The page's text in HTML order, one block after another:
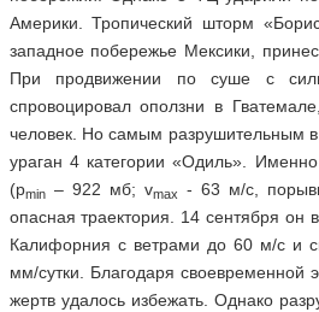
Америки. Тропический шторм
западное побережье Мексики,
При продвижении по суше с
спровоцировал оползни в
человек. Но самым разрушительным в
ураган 4 категории «Одиль».
(рmin– 922 мб; vmax
- 63 м/c,
опасная траектория. 14 сентября
Калифорния с ветрами до 60 м/с и
мм/сутки. Благодаря своевременной
жертв удалось избежать. Однако